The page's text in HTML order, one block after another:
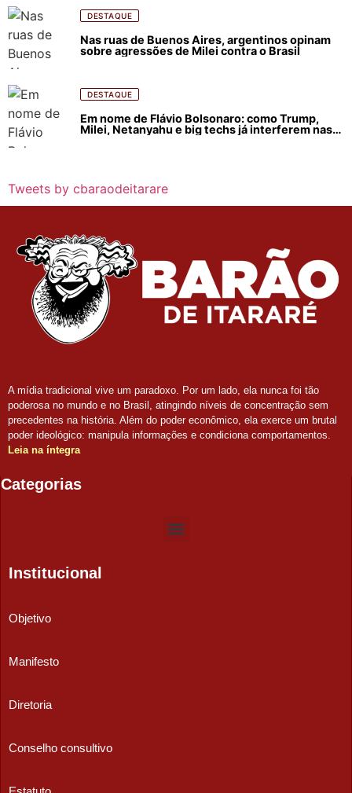
DESTAQUE
Nas ruas de Buenos Aires, argentinos opinam
sobre agressões de Milei contra o Brasil
DESTAQUE
Em nome de Flávio Bolsonaro: como Trump,
Milei, Netanyahu e big techs já interferem nas
Tweets by cbaraodeitarare
A mídia tradicional vive um paradoxo. Por um lado, ela nunca foi tão
poderosa no mundo e no Brasil, atingindo níveis de concentração sem
precedentes na história. Além do poder econômico, ela exerce um brutal
poder ideológico: manipula informações e condiciona comportamentos.
Leia na íntegra
Categorias
Institucional
Objetivo
Manifesto
Diretoria
Conselho consultivo